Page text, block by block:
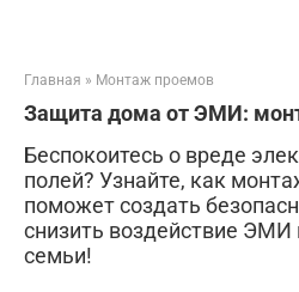
Главная » Монтаж проемов
Защита дома от ЭМИ:
Беспокоитесь о вреде
полей? Узнайте, как
поможет создать
снизить воздействие
семьи!